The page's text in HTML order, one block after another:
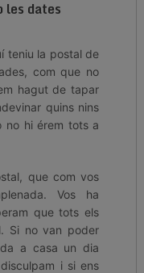
les dates
teniu la postal de
com que no
hagut de tapar
quins nins
no hi érem tots a
que com vos
Vos ha
que tots els
Si no van poder
a casa un dia
i si ens